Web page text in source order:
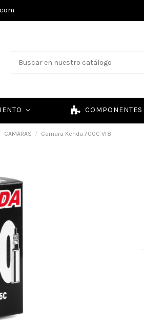
COMPONENTES
CAMARAS Camara Kenda 700C Vf8